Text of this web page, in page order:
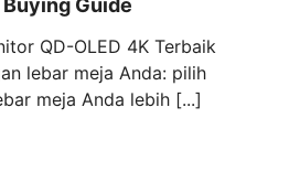
Guide
QD-OLED 4K Terbaik
lebar meja Anda: pilih
meja Anda lebih [...]